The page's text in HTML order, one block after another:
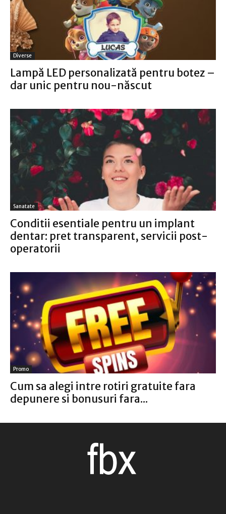
Diverse
Lampă LED personalizată pentru botez –
dar unic pentru nou-născut
Sanatate
Conditii esentiale pentru un implant
dentar: pret transparent, servicii post-
operatorii
Promo
Cum sa alegi intre rotiri gratuite fara
depunere si bonusuri fara...